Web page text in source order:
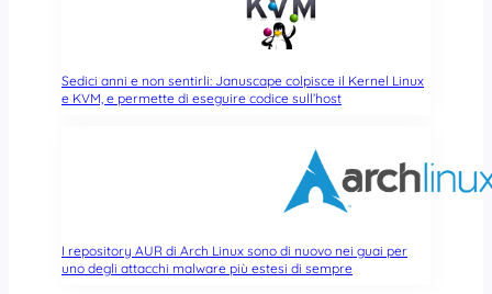
Sedici anni e non sentirli: Januscape colpisce il Kernel Linux
e KVM, e permette di eseguire codice sull’host
I repository AUR di Arch Linux sono di nuovo nei guai per
uno degli attacchi malware più estesi di sempre